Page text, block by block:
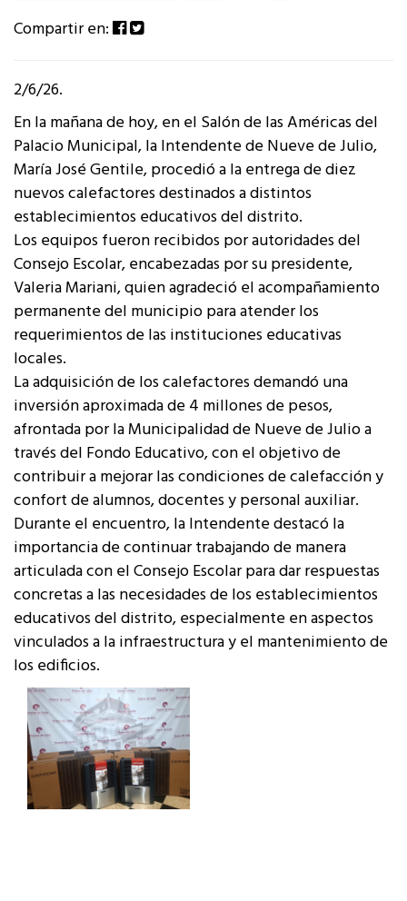
Compartir en:
2/6/26.
En la mañana de hoy, en el Salón de las Américas del
Palacio Municipal, la Intendente de Nueve de Julio,
María José Gentile, procedió a la entrega de diez
nuevos calefactores destinados a distintos
establecimientos educativos del distrito.
Los equipos fueron recibidos por autoridades del
Consejo Escolar, encabezadas por su presidente,
Valeria Mariani, quien agradeció el acompañamiento
permanente del municipio para atender los
requerimientos de las instituciones educativas
locales.
La adquisición de los calefactores demandó una
inversión aproximada de 4 millones de pesos,
afrontada por la Municipalidad de Nueve de Julio a
través del Fondo Educativo, con el objetivo de
contribuir a mejorar las condiciones de calefacción y
confort de alumnos, docentes y personal auxiliar.
Durante el encuentro, la Intendente destacó la
importancia de continuar trabajando de manera
articulada con el Consejo Escolar para dar respuestas
concretas a las necesidades de los establecimientos
educativos del distrito, especialmente en aspectos
vinculados a la infraestructura y el mantenimiento de
los edificios.